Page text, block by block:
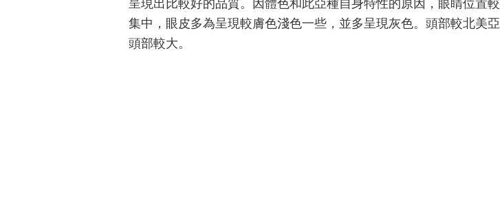
呈現出比較好的品質。因體色和此亞種自身特性的原因，眼睛位置
集中，眼皮多為呈現較膚色淺色一些，並多呈現灰色。頭部較北美
頭部較大。